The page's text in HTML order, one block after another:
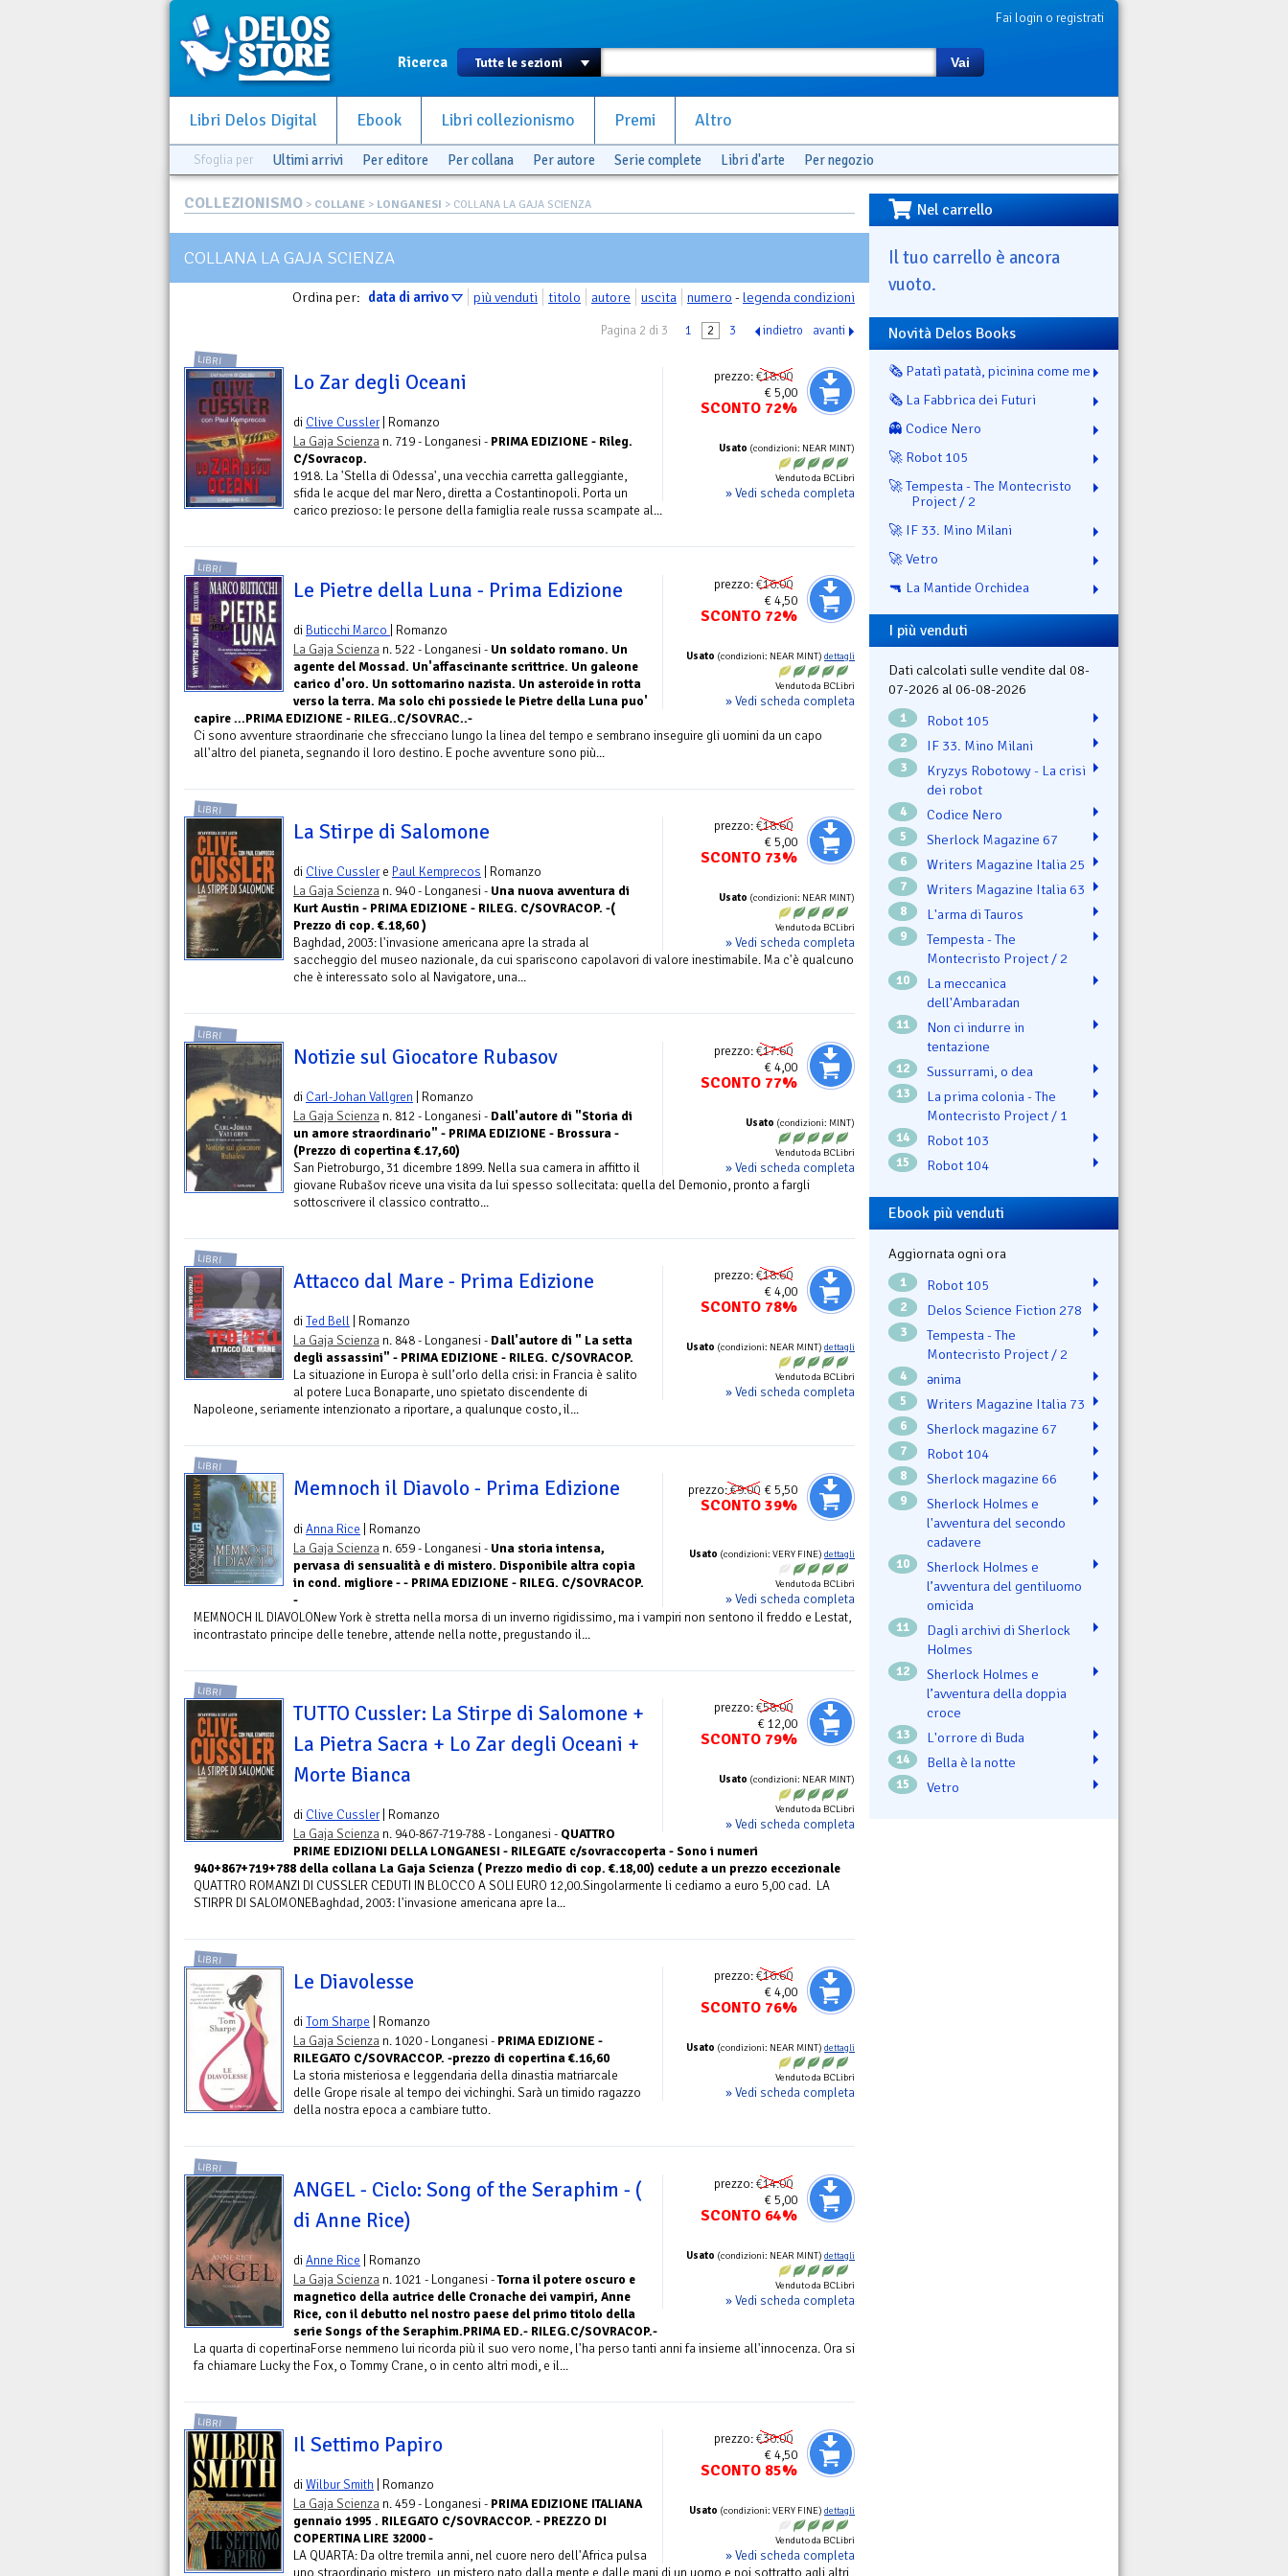
Fai login o registrati
Ricerca Vai
Libri Delos Digital Ebook Libri collezionismo Premi Altro
Sfoglia per Ultimi arrivi Per editore Per collana Per autore Serie complete Libri d'arte Per negozio
COLLEZIONISMO > COLLANE > LONGANESI > COLLANA LA GAJA SCIENZA
COLLANA LA GAJA SCIENZA
Ordina per: data di arrivo più venduti titolo autore uscita numero -legenda condizioni
Pagina 2 di 3 1 2 3 indietro avanti
prezzo:€18.00
€ 5,00
SCONTO 72%
Usato (condizioni: NEAR MINT)
Venduto da BCLibri
» Vedi scheda completa
LIBRI
Lo Zar degli Oceani
di Clive Cussler| Romanzo
La Gaja Scienza n. 719 - Longanesi - PRIMA EDIZIONE - Rileg.
C/Sovracop.
1918. La 'Stella di Odessa', una vecchia carretta galleggiante,
sfida le acque del mar Nero, diretta a Costantinopoli. Porta un
carico prezioso: le persone della famiglia reale russa scampate al...
prezzo:€16.00
€ 4,50
SCONTO 72%
Usato (condizioni: NEAR MINT) dettagli
Venduto da BCLibri
» Vedi scheda completa
LIBRI
Le Pietre della Luna - Prima Edizione
di Buticchi Marco
| Romanzo
La Gaja Scienza n. 522 - Longanesi - Un soldato romano. Un
agente del Mossad. Un'affascinante scrittrice. Un galeone
carico d'oro. Un sottomarino nazista. Un asteroide in rotta
verso la terra. Ma solo chi possiede le Pietre della Luna puo'
capire ...PRIMA EDIZIONE - RILEG..C/SOVRAC..-
Ci sono avventure straordinarie che sfrecciano lungo la linea del tempo e sembrano inseguire gli uomini da un capo
all'altro del pianeta, segnando il loro destino. E poche avventure sono più...
prezzo:€18.60
€ 5,00
SCONTO 73%
Usato (condizioni: NEAR MINT)
Venduto da BCLibri
» Vedi scheda completa
LIBRI
La Stirpe di Salomone
di Clive Cusslere Paul Kemprecos | Romanzo
La Gaja Scienza n. 940 - Longanesi - Una nuova avventura di
Kurt Austin - PRIMA EDIZIONE - RILEG. C/SOVRACOP. -(
Prezzo di cop. €.18,60 )
Baghdad, 2003: l'invasione americana apre la strada al
saccheggio del museo nazionale, da cui spariscono capolavori di valore inestimabile. Ma c'è qualcuno
che è interessato solo al Navigatore, una...
prezzo:€17.60
€ 4,00
SCONTO 77%
Usato (condizioni: MINT)
Venduto da BCLibri
» Vedi scheda completa
LIBRI
Notizie sul Giocatore Rubasov
di Carl-Johan Vallgren | Romanzo
La Gaja Scienza n. 812 - Longanesi - Dall'autore di "Storia di
un amore straordinario" - PRIMA EDIZIONE - Brossura -
(Prezzo di copertina €.17,60)
San Pietroburgo, 31 dicembre 1899. Nella sua camera in affitto il
giovane Rubašov riceve una visita da lui spesso sollecitata: quella del Demonio, pronto a fargli
sottoscrivere il classico contratto...
prezzo:€18.60
€ 4,00
SCONTO 78%
Usato (condizioni: NEAR MINT) dettagli
Venduto da BCLibri
» Vedi scheda completa
LIBRI
Attacco dal Mare - Prima Edizione
diTed Bell | Romanzo
La Gaja Scienza n. 848 - Longanesi - Dall'autore di " La setta
degli assassini" - PRIMA EDIZIONE - RILEG. C/SOVRACOP.
La situazione in Europa è sull’orlo della crisi: in Francia è salito
al potere Luca Bonaparte, uno spietato discendente di
Napoleone, seriamente intenzionato a riportare, a qualunque costo, il...
prezzo:€9.00 € 5,50
SCONTO 39%
Usato (condizioni: VERY FINE) dettagli
Venduto da BCLibri
» Vedi scheda completa
LIBRI
Memnoch il Diavolo - Prima Edizione
diAnna Rice | Romanzo
La Gaja Scienza n. 659 - Longanesi - Una storia intensa,
pervasa di sensualità e di mistero. Disponibile altra copia
in cond. migliore - - PRIMA EDIZIONE - RILEG. C/SOVRACOP.
-
MEMNOCH IL DIAVOLONew York è stretta nella morsa di un inverno rigidissimo, ma i vampiri non sentono il freddo e Lestat,
incontrastato principe delle tenebre, attende nella notte, pregustando il...
prezzo:€58.00
€ 12,00
SCONTO 79%
Usato (condizioni: NEAR MINT)
Venduto da BCLibri
» Vedi scheda completa
LIBRI
TUTTO Cussler: La Stirpe di Salomone +
La Pietra Sacra + Lo Zar degli Oceani +
Morte Bianca
di Clive Cussler| Romanzo
La Gaja Scienza n. 940-867-719-788 - Longanesi - QUATTRO
PRIME EDIZIONI DELLA LONGANESI - RILEGATE c/sovraccoperta - Sono i numeri
940+867+719+788 della collana La Gaja Scienza ( Prezzo medio di cop. €.18,00) cedute a un prezzo eccezionale
QUATTRO ROMANZI DI CUSSLER CEDUTI IN BLOCCO A SOLI EURO 12,00.Singolarmente li cediamo a euro 5,00 cad. LA
STIRPR DI SALOMONEBaghdad, 2003: l'invasione americana apre la...
prezzo:€16.60
€ 4,00
SCONTO 76%
Usato (condizioni: NEAR MINT) dettagli
Venduto da BCLibri
» Vedi scheda completa
LIBRI
Le Diavolesse
diTom Sharpe | Romanzo
La Gaja Scienza n. 1020 - Longanesi - PRIMA EDIZIONE -
RILEGATO C/SOVRACCOP. -prezzo di copertina €.16,60
La storia misteriosa e leggendaria della dinastia matriarcale
delle Grope risale al tempo dei vichinghi. Sarà un timido ragazzo
della nostra epoca a cambiare tutto.
prezzo:€14.00
€ 5,00
SCONTO 64%
Usato (condizioni: NEAR MINT) dettagli
Venduto da BCLibri
» Vedi scheda completa
LIBRI
ANGEL - Ciclo: Song of the Seraphim - (
di Anne Rice)
diAnne Rice | Romanzo
La Gaja Scienza n. 1021 - Longanesi -Torna il potere oscuro e
magnetico della autrice delle Cronache dei vampiri, Anne
Rice, con il debutto nel nostro paese del primo titolo della
serie Songs of the Seraphim.PRIMA ED.- RILEG.C/SOVRACOP.-
La quarta di copertinaForse nemmeno lui ricorda più il suo vero nome, l'ha perso tanti anni fa insieme all'innocenza. Ora si
fa chiamare Lucky the Fox, o Tommy Crane, o in cento altri modi, e il...
prezzo:€30.00
€ 4,50
SCONTO 85%
Usato (condizioni: VERY FINE) dettagli
Venduto da BCLibri
» Vedi scheda completa
LIBRI
Il Settimo Papiro
diWilbur Smith | Romanzo
La Gaja Scienza n. 459 - Longanesi - PRIMA EDIZIONE ITALIANA
gennaio 1995 . RILEGATO C/SOVRACCOP. - PREZZO DI
COPERTINA LIRE 32000 -
LA QUARTA: Da oltre tremila anni, nel cuore nero dell'Africa pulsa
Nel carrello
Il tuo carrello è ancora
vuoto.
Novità Delos Books
🗞️ Patatì patatà, picinina come me
🗞️ La Fabbrica dei Futuri
👻 Codice Nero
🚀 Robot 105
🚀 Tempesta - The Montecristo
Project / 2
🚀 IF 33. Mino Milani
🚀 Vetro
🔫 La Mantide Orchidea
I più venduti
Dati calcolati sulle vendite dal 08-
07-2026 al 06-08-2026
1 Robot 105
2 IF 33. Mino Milani
3
Kryzys Robotowy - La crisi
dei robot
4 Codice Nero
5 Sherlock Magazine 67
6 Writers Magazine Italia 25
7 Writers Magazine Italia 63
8 L'arma di Tauros
9
Tempesta - The
Montecristo Project / 2
10
La meccanica
dell'Ambaradan
11
Non ci indurre in
tentazione
12 Sussurrami, o dea
13
La prima colonia - The
Montecristo Project / 1
14 Robot 103
15 Robot 104
Ebook più venduti
Aggiornata ogni ora
1 Robot 105
2 Delos Science Fiction 278
3
Tempesta - The
Montecristo Project / 2
4 ənima
5 Writers Magazine Italia 73
6 Sherlock magazine 67
7 Robot 104
8 Sherlock magazine 66
9
Sherlock Holmes e
l'avventura del secondo
cadavere
10
Sherlock Holmes e
l’avventura del gentiluomo
omicida
11
Dagli archivi di Sherlock
Holmes
12
Sherlock Holmes e
l’avventura della doppia
croce
13 L'orrore di Buda
14 Bella è la notte
15 Vetro